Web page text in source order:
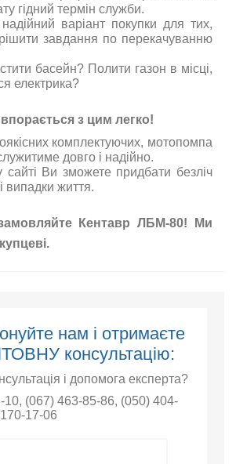
гідний термін служби.
варіант покупки для тих,
завдання по перекачуванню
басейн? Полити газон в місці,
електрика?
з цим легко!
комплектуючих, мотопомпа
довго і надійно.
Ви зможете придбати безліч
випадки життя.
Кентавр ЛБМ-80! Ми
нам і отримаєте
консультацію:
і допомога експерта?
10, (067) 463-85-86, (050) 404-
17-06